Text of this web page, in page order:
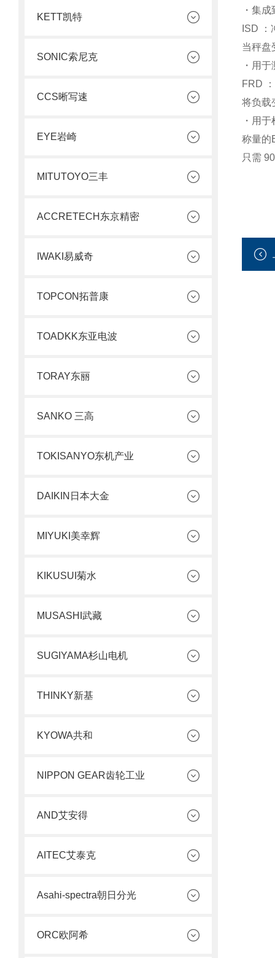
KETT凯特
SONIC索尼克
CCS晰写速
EYE岩崎
MITUTOYO三丰
ACCRETECH东京精密
IWAKI易威奇
TOPCON拓普康
TOADKK东亚电波
TORAY东丽
SANKO 三高
TOKISANYO东机产业
DAIKIN日本大金
MIYUKI美幸辉
KIKUSUI菊水
MUSASHI武藏
SUGIYAMA杉山电机
THINKY新基
KYOWA共和
NIPPON GEAR齿轮工业
AND艾安得
AITEC艾泰克
Asahi-spectra朝日分光
ORC欧阿希
・集
ISD ：
当秤盘
・用
FRD
将负载
・用
称量的
只需